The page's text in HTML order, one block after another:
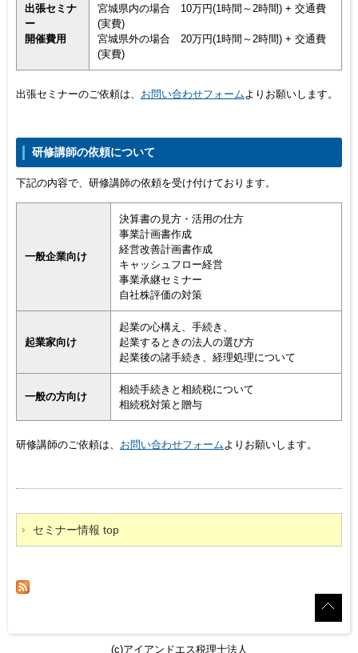
出張セミナ
ー
開催費用
宮城県内の場合 10万円(1時間～2時間) + 交通費
(実費)
宮城県外の場合 20万円(1時間～2時間) + 交通費
(実費)
出張セミナーのご依頼は、 お問い合わせフォームよりお願いします。
研修講師の依頼について
下記の内容で、研修講師の依頼を受け付けております。
一般企業向け
決算書の見方・活用の仕方
事業計画書作成
経営改善計画書作成
キャッシュフロー経営
事業承継セミナー
自社株評価の対策
起業家向け
起業の心構え、手続き、
起業するときの法人の選び方
起業後の諸手続き、経理処理について
一般の方向け
相続手続きと相続税について
相続税対策と贈与
研修講師のご依頼は、 お問い合わせフォームよりお願いします。
セミナー情報 top
(c)アイアンドエス税理士法人